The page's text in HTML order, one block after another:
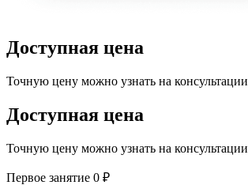
Доступная цена
Точную цену можно узнать на консультации
Доступная цена
Точную цену можно узнать на консультации
Первое занятие 0 ₽